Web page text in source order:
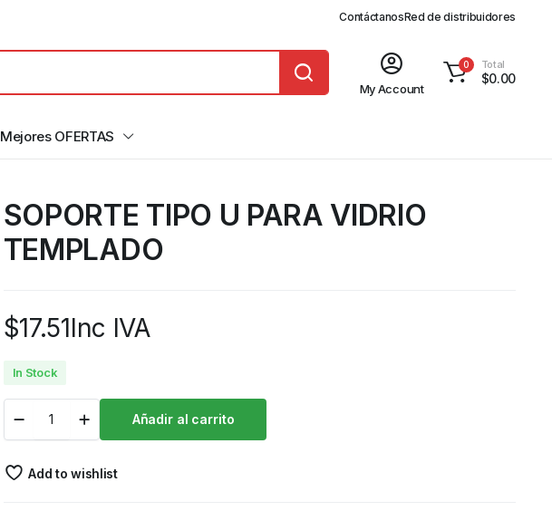
ContáctanosRed de distribuidores
My Account
0 Total
$0.00
Mejores OFERTAS
SOPORTE TIPO U PARA VIDRIO
TEMPLADO
$17.51Inc IVA
In Stock
Añadir al carrito
Add to wishlist